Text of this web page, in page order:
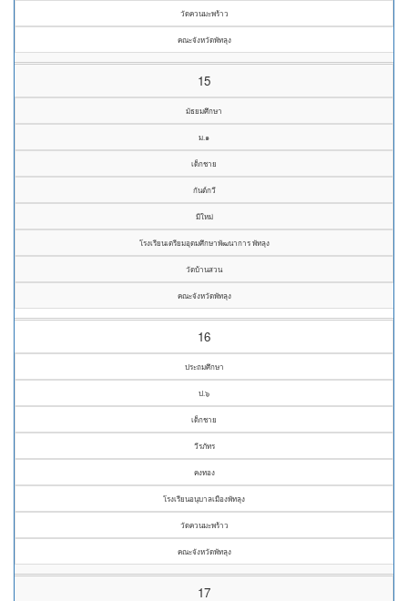
วัดควนมะพร้าว
คณะจังหวัดพัทลุง
15
มัธยมศึกษา
ม.๑
เด็กชาย
กันต์กวี
มีใหม่
โรงเรียนเตรียมอุดมศึกษาพัฒนาการ พัทลุง
วัดบ้านสวน
คณะจังหวัดพัทลุง
16
ประถมศึกษา
ป.๖
เด็กชาย
วีรภัทร
คงทอง
โรงเรียนอนุบาลเมืองพัทลุง
วัดควนมะพร้าว
คณะจังหวัดพัทลุง
17